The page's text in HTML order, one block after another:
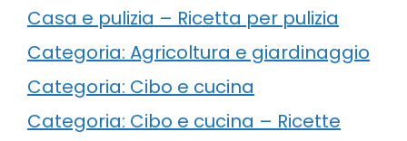
Casa e pulizia – Ricetta per pulizia
Categoria: Agricoltura e giardinaggio
Categoria: Cibo e cucina
Categoria: Cibo e cucina – Ricette